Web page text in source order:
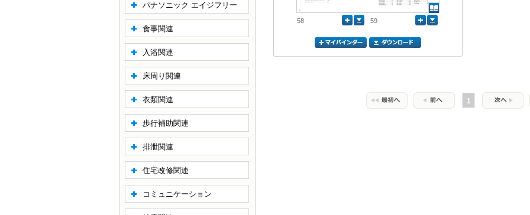
58 59
1
パナソニック エイジフリー
食事関連
入浴関連
床周り関連
衣類関連
歩行補助関連
排泄関連
住宅改修関連
コミュニケーション